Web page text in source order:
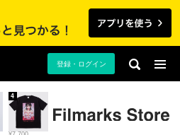
登録・ログイン
4